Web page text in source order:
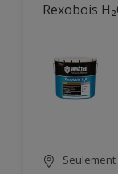
Rexobois